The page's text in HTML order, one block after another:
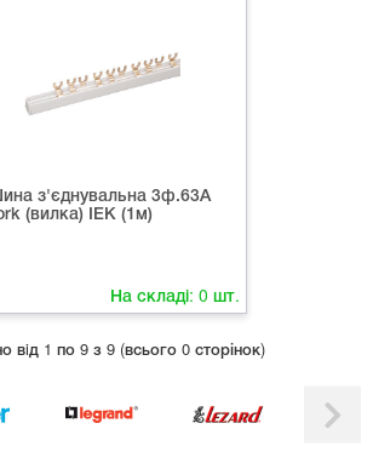
з'єднувальна 3ф.63А
(вилка) ІЕК (1м)
На складі: 0 шт.
вiд 1 по 9 з 9 (всього 0 сторінок)